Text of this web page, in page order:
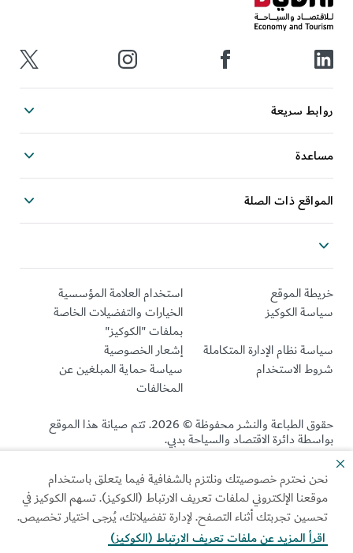
نحن نحترم خصوصيتك ونلتزم بالشفافية فيما يتعلق باستخدام
موقعنا الإلكتروني لملفات تعريف الارتباط (الكوكيز). تسهم الكوكيز في
تحسين تجربتك أثناء التصفح. لإدارة تفضيلاتك، يُرجى اختيار تخصيص.
اقرأ المزيد عن ملفات تعريف الارتباط (الكوكيز)
روابط سريعة
مساعدة
المواقع ذات الصلة
خريطة الموقع
استخدام العلامة المؤسسية
سياسة الكوكيز
الخيارات والتفضيلات الخاصة
بملفات "الكوكيز"
سياسة نظام الإدارة المتكاملة
إشعار الخصوصية
شروط الاستخدام
سياسة حماية المبلغين عن
المخالفات
حقوق الطباعة والنشر محفوظة © 2026. تتم صيانة هذا الموقع
بواسطة دائرة الاقتصاد والسياحة بدبي.
آخر تحديث للموقع 2026/08/08